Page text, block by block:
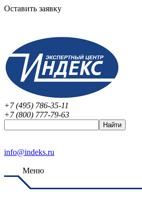
Оставить заявку
+7 (495) 786-35-11
+7 (800) 777-79-63
info@indeks.ru
Меню